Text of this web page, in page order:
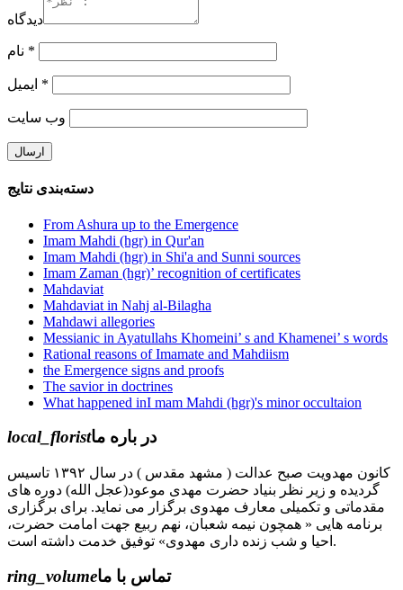
دیدگاه
*
*
وب‌ سایت
دسته‌بندی نتایج
From Ashura up to the Emergence
Imam Mahdi (hgr) in Qur'an
Imam Mahdi (hgr) in Shi'a and Sunni sources
Imam Zaman (hgr)’ recognition of certificates
Mahdaviat
Mahdaviat in Nahj al-Bilagha
Mahdawi allegories
Messianic in Ayatullahs Khomeini’ s and Khamenei’ s words
Rational reasons of Imamate and Mahdiism
the Emergence signs and proofs
The savior in doctrines
What happened inI mam Mahdi (hgr)'s minor occultaion
local_floristدر باره ما
کانون مهدویت صبح عدالت ( مشهد مقدس ) در سال ۱۳۹۲ تاسیس
گردیده و زیر نظر بنیاد حضرت مهدی موعود(عجل الله) دوره های
مقدماتی و تکمیلی معارف مهدوی برگزار می نماید. برای برگزاری
برنامه هایی « همچون نیمه شعبان، نهم ربیع جهت امامت حضرت،
احیا و شب زنده داری مهدوی» توفیق خدمت داشته است.
ring_volumeتماس با ما